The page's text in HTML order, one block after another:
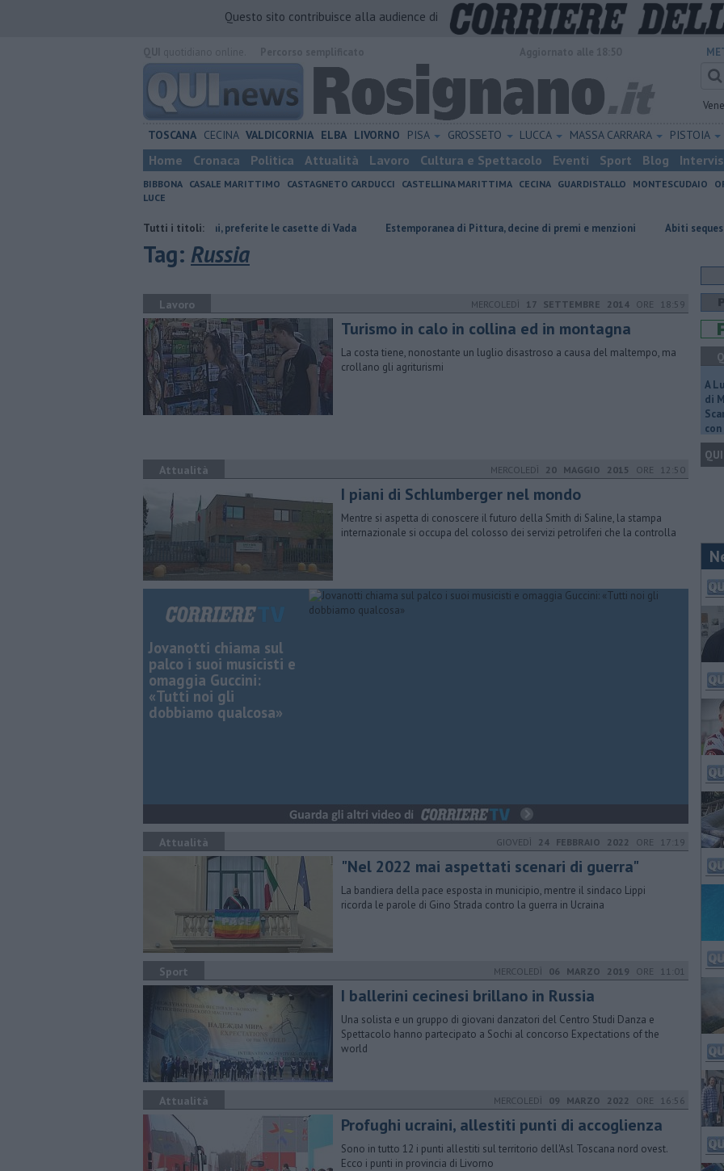
Questo sito contribuisce alla audience di
TOSCANA CECINA VALDICORNIA ELBA LIVORNO PISA GROSSETO LUCCA MASSA CARRARA PISTOIA
Home Cronaca Politica Attualità Lavoro Cultura e Spettacolo Eventi Sport Blog
BIBBONA CASALE MARITTIMO CASTAGNETO CARDUCCI CASTELLINA MARITTIMA CECINA GUARDISTALLO MONTESCUDAIO
LUCE
Tutti i titoli:
Comuni non comuni, preferite le casette di Vada Estemporanea di Pittura, decine di premi e menzioni Abiti sequestrati in dono
Tag: Russia
Lavoro MERCOLEDÌ 17 SETTEMBRE 2014 ORE 18:59
Turismo in calo in collina ed in montagna
La costa tiene, nonostante un luglio disastroso a causa del maltempo, ma
crollano gli agriturismi
Attualità MERCOLEDÌ 20 MAGGIO 2015 ORE 12:50
I piani di Schlumberger nel mondo
Mentre si aspetta di conoscere il futuro della Smith di Saline, la stampa
internazionale si occupa del colosso dei servizi petroliferi che la controlla
Jovanotti chiama sul
palco i suoi musicisti e
omaggia Guccini:
«Tutti noi gli
dobbiamo qualcosa»
Attualità GIOVEDÌ 24 FEBBRAIO 2022 ORE 17:19
"Nel 2022 mai aspettati scenari di guerra"
La bandiera della pace esposta in municipio, mentre il sindaco Lippi
ricorda le parole di Gino Strada contro la guerra in Ucraina
Sport MERCOLEDÌ 06 MARZO 2019 ORE 11:01
I ballerini cecinesi brillano in Russia
Una solista e un gruppo di giovani danzatori del Centro Studi Danza e
Spettacolo hanno partecipato a Sochi al concorso Expectations of the
world
Attualità MERCOLEDÌ 09 MARZO 2022 ORE 16:56
Profughi ucraini, allestiti punti di accoglienza
Sono in tutto 12 i punti allestiti sul territorio dell'Asl Toscana nord ovest.
Ecco i punti in provincia di Livorno
A
di
QUI